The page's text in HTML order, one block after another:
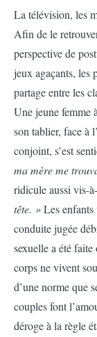
La télévision, les
Afin de le
perspective de
jeux agaçants, les
partage entre les
Une jeune femme
son tablier, face à
conjoint, s’est
ma mère me
ridicule aussi vis-
tête. »Les enfants
conduite jugée
sexuelle a été
corps ne vivent
d’une norme que
couples font
déroge à la règle